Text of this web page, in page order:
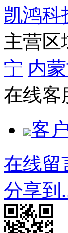
凯鸿科
主营区
宁 内
在线客
客
在线留
分享到